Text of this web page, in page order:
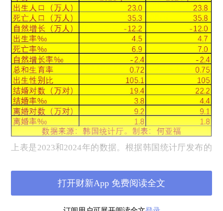
上表是2023和2024年的数据。根据韩国统计厅发布的
2025年1月韩国出生人口为23947人，同比上升
打开财新App 免费阅读全文